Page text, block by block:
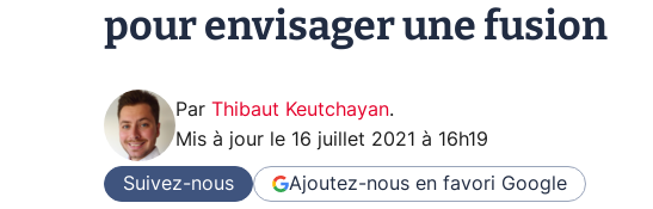
pour envisager une fusion
Par Thibaut Keutchayan.
Mis à jour le 16 juillet 2021 à 16h19
Suivez-nous Ajoutez-nous en favori Google